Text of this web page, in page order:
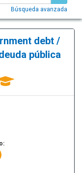
Búsqueda avanzada
debt /
pública